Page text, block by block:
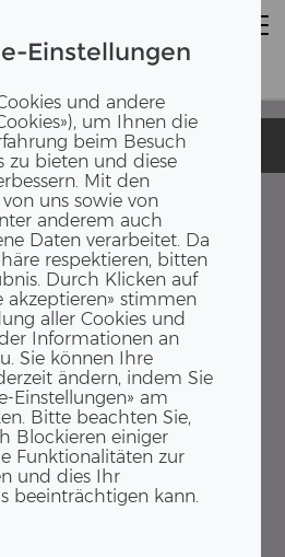
Einstellungen
und andere
um Ihnen die
beim Besuch
zu bieten und diese
Mit den
uns sowie von
anderem auch
Daten verarbeitet. Da
respektieren, bitten
Durch Klicken auf
akzeptieren» stimmen
aller Cookies und
Informationen an
Sie können Ihre
ändern, indem Sie
Einstellungen» am
Bitte beachten Sie,
Blockieren einiger
Funktionalitäten zur
und dies Ihr
beeinträchtigen kann.
Dorfschule
Dorfschule